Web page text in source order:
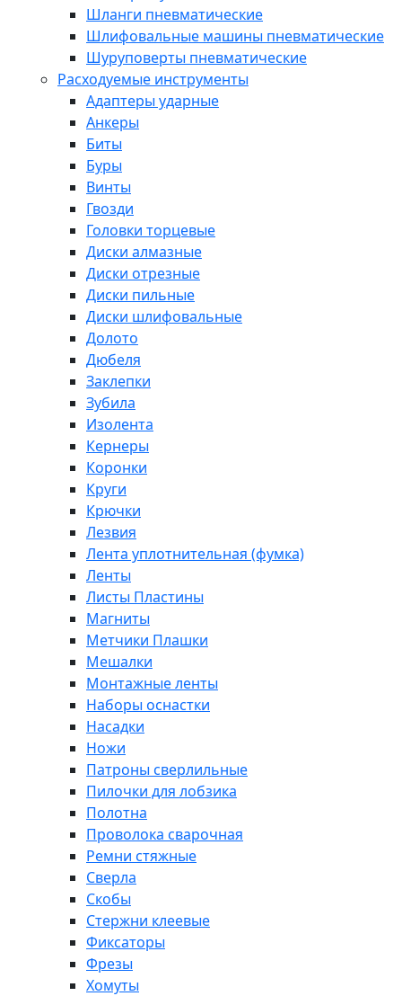
Шланги пневматические
Шлифовальные машины пневматические
Шуруповерты пневматические
Расходуемые инструменты
Адаптеры ударные
Анкеры
Биты
Буры
Винты
Гвозди
Головки торцевые
Диски алмазные
Диски отрезные
Диски пильные
Диски шлифовальные
Долото
Дюбеля
Заклепки
Зубила
Изолента
Кернеры
Коронки
Круги
Крючки
Лезвия
Лента уплотнительная (фумка)
Ленты
Листы Пластины
Магниты
Метчики Плашки
Мешалки
Монтажные ленты
Наборы оснастки
Насадки
Ножи
Патроны сверлильные
Пилочки для лобзика
Полотна
Проволока сварочная
Ремни стяжные
Сверла
Скобы
Стержни клеевые
Фиксаторы
Фрезы
Хомуты